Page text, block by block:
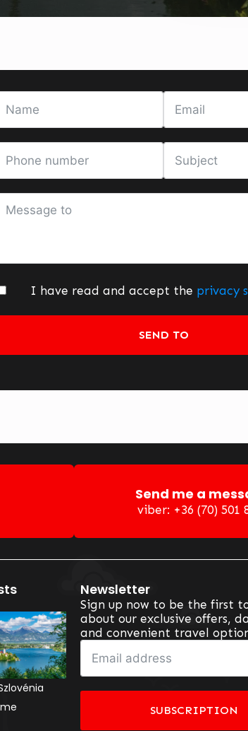
I have read and accept the privacy
SEND TO
Send me a
viber: +36 (70) 501
A cseh
–
élmény
Newsletter
Sign up now to be the first
about our exclusive offers,
and convenient travel
SUBSCRIPTION